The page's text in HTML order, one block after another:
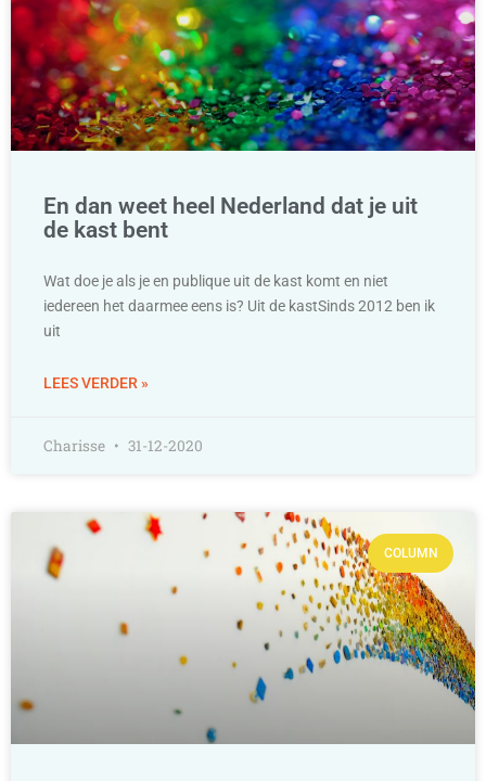
En dan weet heel Nederland dat je uit
de kast bent
Wat doe je als je en publique uit de kast komt en niet
iedereen het daarmee eens is? Uit de kastSinds 2012 ben ik
uit
LEES VERDER »
Charisse 31-12-2020
COLUMN